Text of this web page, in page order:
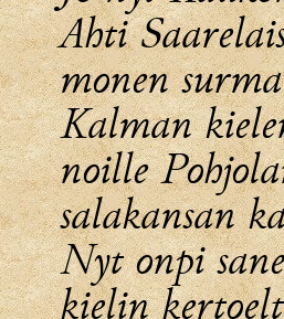
Ahti
monen
Kalman
noille
salakansan
Nyt onpi
kielin